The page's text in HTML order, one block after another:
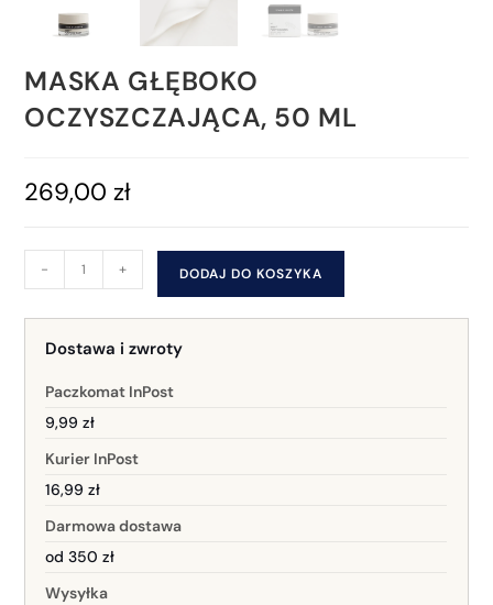
MASKA GŁĘBOKO
OCZYSZCZAJĄCA, 50 ML
269,00zł
- + DODAJ DO KOSZYKA
Dostawa i zwroty
Paczkomat InPost
9,99 zł
Kurier InPost
16,99 zł
Darmowa dostawa
od 350 zł
Wysyłka